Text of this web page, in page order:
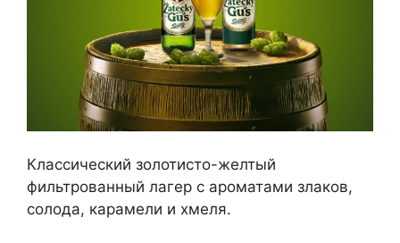
Классический золотисто-желтый
фильтрованный лагер с ароматами злаков,
солода, карамели и хмеля.